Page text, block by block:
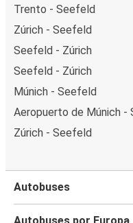
Trento - Seefeld
Zúrich - Seefeld
Seefeld - Zúrich
Seefeld - Zúrich
Múnich - Seefeld
Aeropuerto de Múnich -
Zúrich - Seefeld
Autobuses
Autobuses por Europa